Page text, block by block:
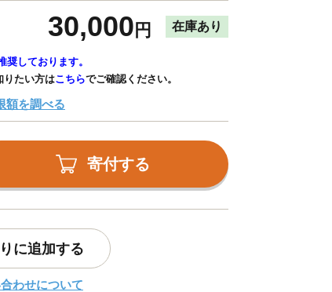
30,000 円 在庫あり
奨しております。
りたい方はこちらでご確認ください。
額を調べる
寄付する
に追加する
わせについて